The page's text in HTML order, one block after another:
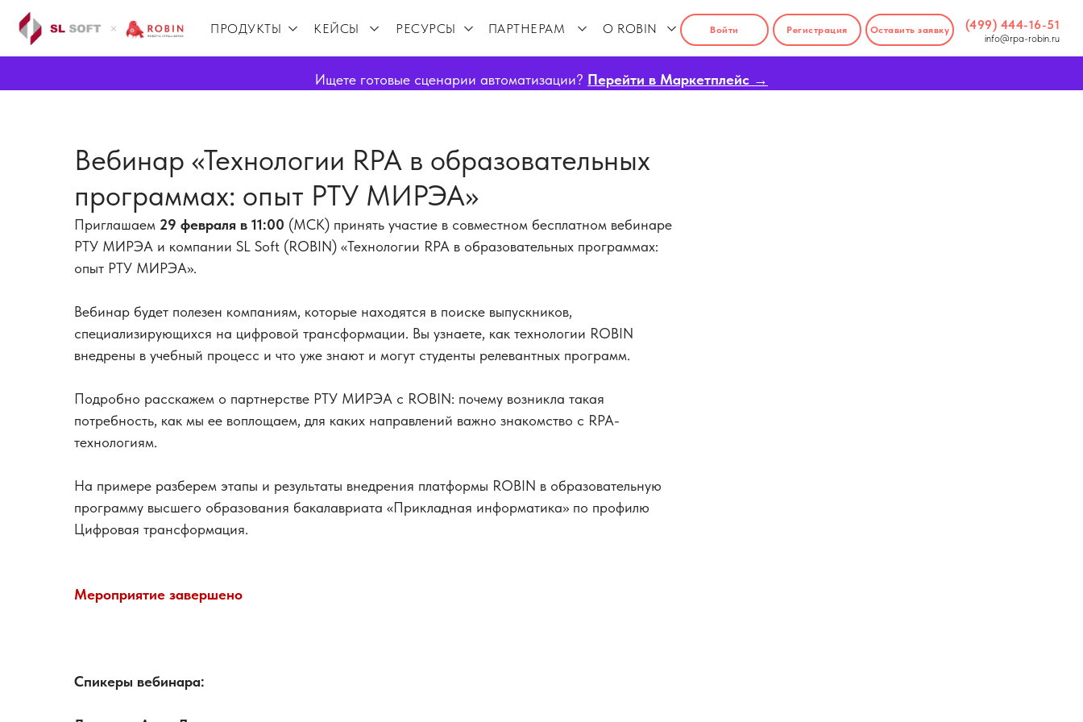
(499) 444-16-51
info@rpa-robin.ru
Войти Регистрация Оставить заявку
ПРОДУКТЫ КЕЙСЫ О ROBIN
ПАРТНЕРАМ
РЕСУРСЫ
Ищете готовые сценарии автоматизации? Перейти в Маркетплейс →
Вебинар «Технологии RPA в образовательных
программах: опыт РТУ МИРЭА»
Приглашаем 29 февраля в 11:00 (МСК) принять участие в совместном бесплатном вебинаре
РТУ МИРЭА и компании SL Soft (ROBIN) «Технологии RPA в образовательных программах:
опыт РТУ МИРЭА».
Вебинар будет полезен компаниям, которые находятся в поиске выпускников,
специализирующихся на цифровой трансформации. Вы узнаете, как технологии ROBIN
внедрены в учебный процесс и что уже знают и могут студенты релевантных программ.
Подробно расскажем о партнерстве РТУ МИРЭА с ROBIN: почему возникла такая
потребность, как мы ее воплощаем, для каких направлений важно знакомство с RPA-
технологиям.
На примере разберем этапы и результаты внедрения платформы ROBIN в образовательную
программу высшего образования бакалавриата «Прикладная информатика» по профилю
Цифровая трансформация.
Мероприятие завершено
Спикеры вебинара: